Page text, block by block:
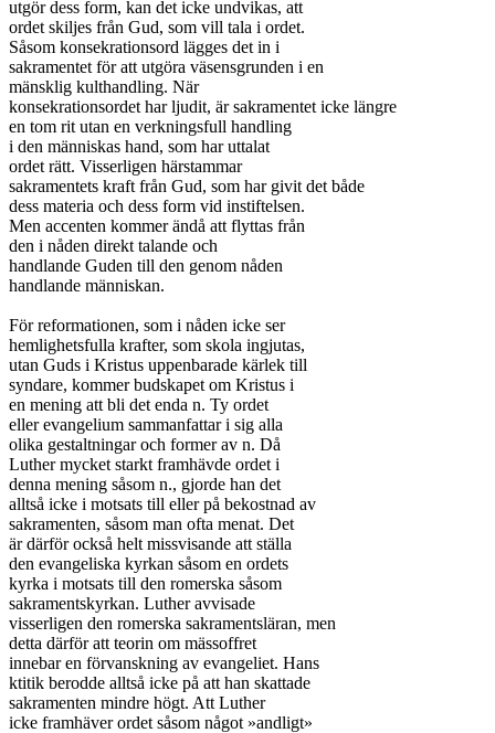
utgör dess form, kan det icke undvikas, att
ordet skiljes från Gud, som vill tala i ordet.
Såsom konsekrationsord lägges det in i
sakramentet för att utgöra väsensgrunden i en
mänsklig kulthandling. När
konsekrationsordet har ljudit, är sakramentet icke längre
en tom rit utan en verkningsfull handling
i den människas hand, som har uttalat
ordet rätt. Visserligen härstammar
sakramentets kraft från Gud, som har givit det både
dess materia och dess form vid instiftelsen.
Men accenten kommer ändå att flyttas från
den i nåden direkt talande och
handlande Guden till den genom nåden
handlande människan.
För reformationen, som i nåden icke ser
hemlighetsfulla krafter, som skola ingjutas,
utan Guds i Kristus uppenbarade kärlek till
syndare, kommer budskapet om Kristus i
en mening att bli det enda n. Ty ordet
eller evangelium sammanfattar i sig alla
olika gestaltningar och former av n. Då
Luther mycket starkt framhävde ordet i
denna mening såsom n., gjorde han det
alltså icke i motsats till eller på bekostnad av
sakramenten, såsom man ofta menat. Det
är därför också helt missvisande att ställa
den evangeliska kyrkan såsom en ordets
kyrka i motsats till den romerska såsom
sakramentskyrkan. Luther avvisade
visserligen den romerska sakramentsläran, men
detta därför att teorin om mässoffret
innebar en förvanskning av evangeliet. Hans
ktitik berodde alltså icke på att han skattade
sakramenten mindre högt. Att Luther
icke framhäver ordet såsom något »andligt»